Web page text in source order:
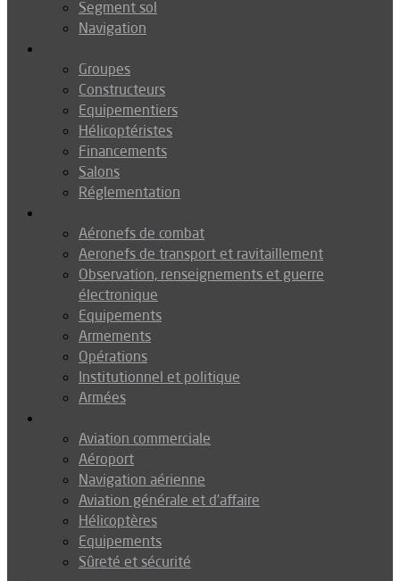
Segment sol
Navigation
Groupes
Constructeurs
Equipementiers
Hélicoptéristes
Financements
Salons
Réglementation
Aéronefs de combat
Aeronefs de transport et ravitaillement
Observation, renseignements et guerre
électronique
Equipements
Armements
Opérations
Institutionnel et politique
Armées
Aviation commerciale
Aéroport
Navigation aérienne
Aviation générale et d’affaire
Hélicoptères
Equipements
Sûreté et sécurité